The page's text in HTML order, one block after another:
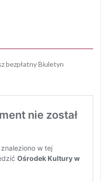
bezpłatny Biuletyn